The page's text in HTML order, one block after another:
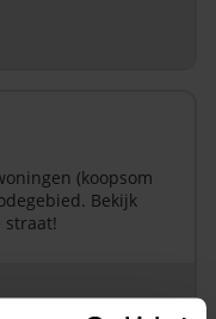
(koopsom
Bekijk
straat!